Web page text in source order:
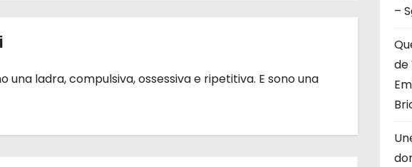
una ladra, compulsiva, ossessiva e ripetitiva. E sono una
–
de